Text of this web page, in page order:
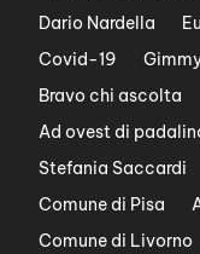
Dario Nardella
Covid-19
Bravo chi ascolta
Ad ovest di
Stefania Saccardi
Comune di Pisa
Comune di Livorno